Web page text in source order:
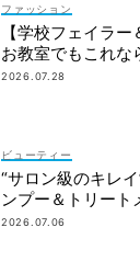
ファッション
【学校フェイラ
お教室でもこれな
味見えしないネイ
2026.07.28
ビューティー
“サロン級のキレ
ンプー＆トリート
んも愛用
2026.07.06